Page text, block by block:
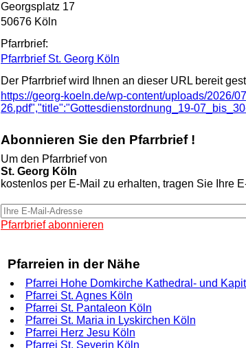
Georgsplatz 17
50676 Köln
Pfarrbrief:
Pfarrbrief St. Georg Köln
Der Pfarrbrief wird Ihnen an dieser URL bereit
https://georg-koeln.de/wp-content/uploads/2026/
26.pdf","title":"Gottesdienstordnung_19-
Abonnieren Sie den Pfarrbrief !
Um den Pfarrbrief von
St. Georg Köln
kostenlos per E-Mail zu erhalten, tragen Sie Ihre
Pfarrbrief abonnieren
Pfarreien in der Nähe
Pfarrei Hohe Domkirche Kathedral- und
Pfarrei St. Agnes Köln
Pfarrei St. Pantaleon Köln
Pfarrei St. Maria in Lyskirchen Köln
Pfarrei Herz Jesu Köln
Pfarrei St. Severin Köln